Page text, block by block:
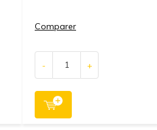
Comparer
- +